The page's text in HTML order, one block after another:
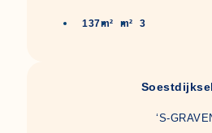
137m² m² 3
‘S-